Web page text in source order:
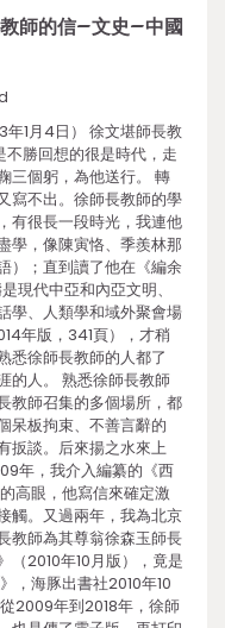
師的信–文史–中國
1月4日） 徐文堪師長教
勝回想的很是時代，走
三個躬，為他送行。 轉
寫不出。徐師長教師的學
有很長一段時光，我連他
學，像陳寅恪、季羨林那
）；直到讀了他在《編余
現代中亞和內亞文明、
學、人類學和域外聚會場
年版，341頁），才稍
悉徐師長教師的人都了
的人。 熟悉徐師長教師
教師召集的多個場所，都
呆板拘束、不善言辭的
扳談。后來揚之水來上
年，我介入編纂的《西
高眼，他寫信來確定激
觸。又過兩年，我為北京
教師為其尊翁徐森玉師長
（2010年10月版），竟是
，海豚出書社2010年10
2009年到2018年，徐師